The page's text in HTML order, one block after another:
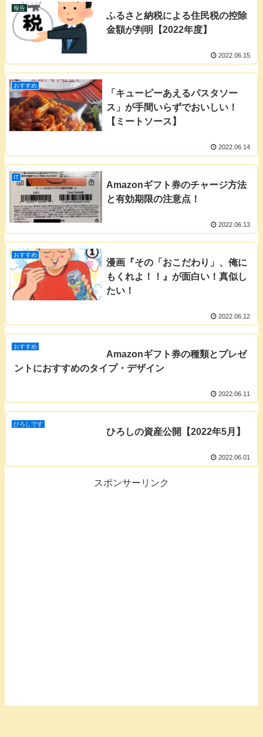
報告
ふるさと納税による住民税の控除
金額が判明【2022年度】
2022.06.15
おすすめ
「キューピーあえるパスタソー
ス」が手間いらずでおいしい！
【ミートソース】
2022.06.14
IT
Amazonギフト券のチャージ方法
と有効期限の注意点！
2022.06.13
おすすめ
漫画『その「おこだわり」、俺に
もくれよ！！』が面白い！真似し
たい！
2022.06.12
おすすめ
Amazonギフト券の種類とプレゼ
ントにおすすめのタイプ・デザイン
2022.06.11
ひろしです
ひろしの資産公開【2022年5月】
2022.06.01
スポンサーリンク